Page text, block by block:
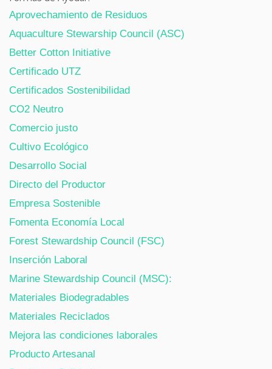
Aprovechamiento de Residuos
Aquaculture Stewarship Council (ASC)
Better Cotton Initiative
Certificado UTZ
Certificados Sostenibilidad
CO2 Neutro
Comercio justo
Cultivo Ecológico
Desarrollo Social
Directo del Productor
Empresa Sostenible
Fomenta Economía Local
Forest Stewardship Council (FSC)
Inserción Laboral
Marine Stewardship Council (MSC):
Materiales Biodegradables
Materiales Reciclados
Mejora las condiciones laborales
Producto Artesanal